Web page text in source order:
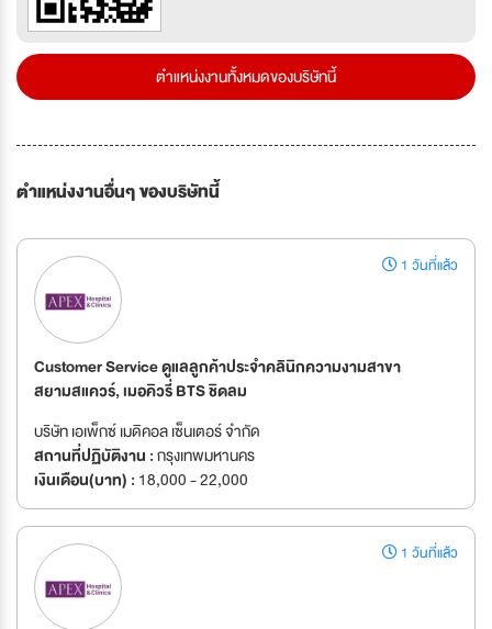
ตำแหน่งงานทั้งหมดของบริษัทนี้
ตำแหน่งงานอื่นๆ ของบริษัทนี้
1 วันที่แล้ว
Customer Service ดูแลลูกค้าประจำคลินิกความงามสาขา
สยามสแควร์, เมอคิวรี่ BTS ชิดลม
บริษัท เอเพ็กซ์ เมดิคอล เซ็นเตอร์ จำกัด
สถานที่ปฏิบัติงาน :กรุงเทพมหานคร
เงินเดือน(บาท) : 18,000 - 22,000
1 วันที่แล้ว